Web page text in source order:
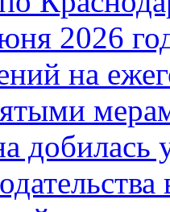
2026
на
добилась